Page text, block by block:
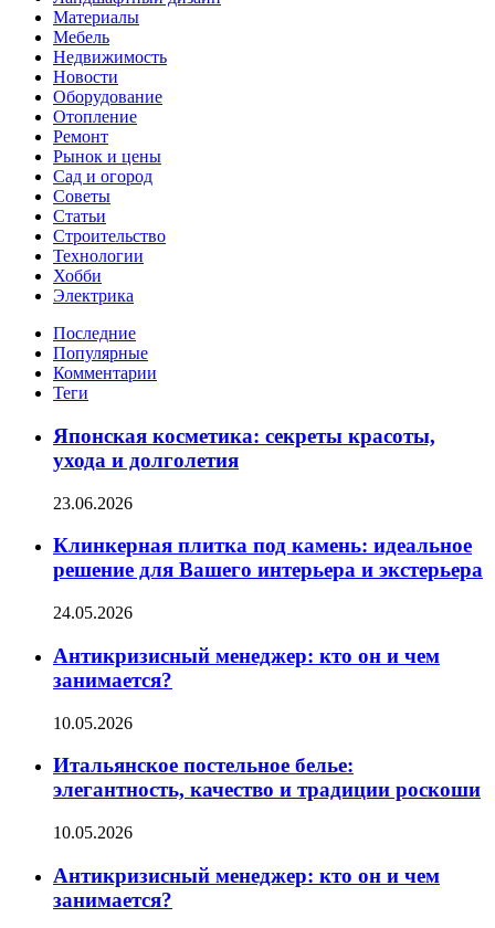
Материалы
Мебель
Недвижимость
Новости
Оборудование
Отопление
Ремонт
Рынок и цены
Сад и огород
Советы
Статьи
Строительство
Технологии
Хобби
Электрика
Последние
Популярные
Комментарии
Теги
Японская косметика: секреты красоты,
ухода и долголетия
23.06.2026
Клинкерная плитка под камень: идеальное
решение для Вашего интерьера и экстерьера
24.05.2026
Антикризисный менеджер: кто он и чем
занимается?
10.05.2026
Итальянское постельное белье:
элегантность, качество и традиции роскоши
10.05.2026
Антикризисный менеджер: кто он и чем
занимается?